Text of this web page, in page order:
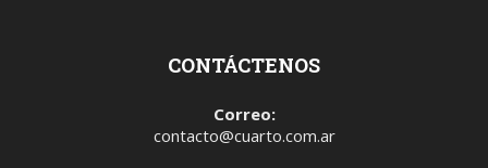
CONTÁCTENOS
Correo:
contacto@cuarto.com.ar